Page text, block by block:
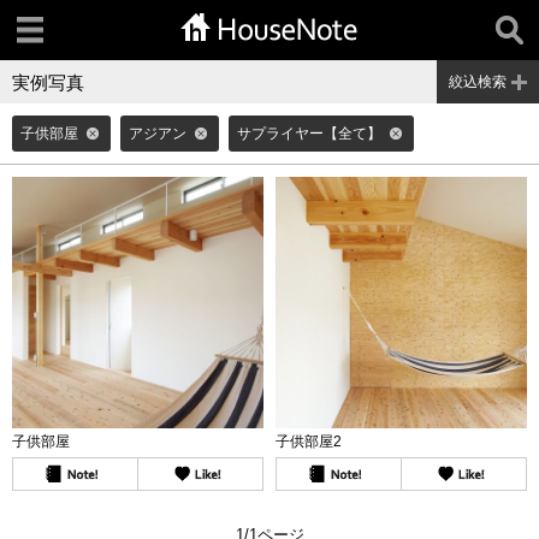
実例写真 絞込検索
子供部屋 アジアン サプライヤー【全て】
子供部屋 子供部屋2
1/1ページ